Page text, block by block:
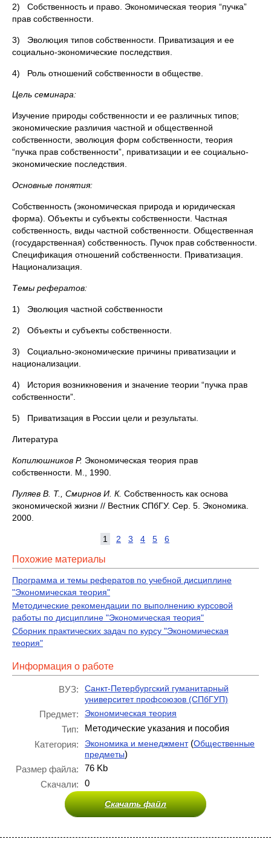
2) Собственность и право. Экономическая теория “пучка”
прав собственности.
3) Эволюция типов собственности. Приватизация и ее
социально-экономические последствия.
4) Роль отношений собственности в обществе.
Цель семинара:
Изучение природы собственности и ее различных типов;
экономические различия частной и общественной
собственности, эволюция форм собственности, теория
“пучка прав собственности”, приватизации и ее социально-
экономические последствия.
Основные понятия:
Собственность (экономическая природа и юридическая
форма). Объекты и субъекты собственности. Частная
собственность, виды частной собственности. Общественная
(государственная) собственность. Пучок прав собственности.
Спецификация отношений собственности. Приватизация.
Национализация.
Темы рефератов:
1) Эволюция частной собственности
2) Объекты и субъекты собственности.
3) Социально-экономические причины приватизации и
национализации.
4) История возникновения и значение теории “пучка прав
собственности”.
5) Приватизация в России цели и результаты.
Литература
Копилюшников Р. Экономическая теория прав
собственности. М., 1990.
Пуляев В. Т., Смирнов И. К. Собственность как основа
экономической жизни // Вестник СПбГУ. Сер. 5. Экономика.
2000.
1 2 3 4 5 6
Похожие материалы
Программа и темы рефератов по учебной дисциплине
"Экономическая теория"
Методические рекомендации по выполнению курсовой
работы по дисциплине "Экономическая теория"
Сборник практических задач по курсу "Экономическая
теория"
Информация о работе
ВУЗ:
Санкт-Петербургский гуманитарный
университет профсоюзов (СПбГУП)
Предмет: Экономическая теория
Тип:
Методические указания и пособия
Категория:
Экономика и менеджмент(Общественные
предметы)
Размер файла:
76 Kb
Скачали:
0
Скачать файл